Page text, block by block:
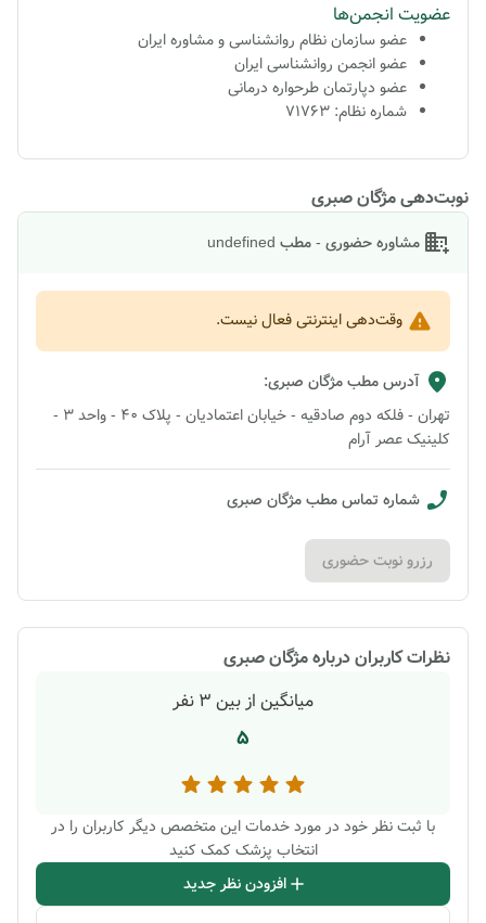
عضویت انجمن‌ها
عضو سازمان نظام روانشناسی و مشاوره ایران
عضو انجمن روانشناسی ایران
عضو دپارتمان طرحواره درمانی
شماره نظام: 71763
نوبت‌دهی مژگان صبری
مشاوره حضوری - مطب undefined
وقت‌دهی اینترنتی فعال نیست.
آدرس مطبمژگان صبری:
تهران - فلکه دوم صادقیه - خیابان اعتمادیان - پلاک 40 - واحد 3 -
کلینیک عصر آرام
شماره تماس مطبمژگان صبری
رزرو نوبت حضوری
نظرات کاربران دربارهمژگان صبری
میانگین از بین 3 نفر
5
با ثبت نظر خود در مورد خدمات این متخصص دیگر کاربران را در
انتخاب پزشک کمک کنید
افزودن نظر جدید